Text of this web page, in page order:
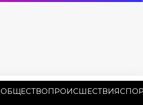
ОБЩЕСТВОПРОИСШЕСТВИЯ